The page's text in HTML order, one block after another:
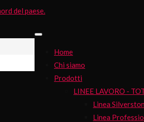
Home
Chi siamo
Prodotti
LINEE LAVORO -
Linea
Linea